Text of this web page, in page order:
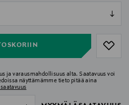
ja varausmahdollisuus alta. Saatavuus voi
näyttämämme tieto pitää aina